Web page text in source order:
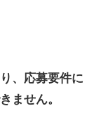
、応募要件に
ません。